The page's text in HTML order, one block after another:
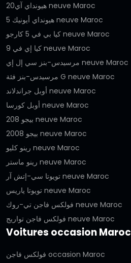
هيونداي آي20 neuve Maroc
هيونداي أيونيك 5 neuve Maroc
كيا بي في 5 كارجو neuve Maroc
كيا إي في 9 neuve Maroc
مرسيدس-بنز سي إل إي neuve Maroc
مرسيدس-بنز فئة G neuve Maroc
أوبل جراندلاند neuve Maroc
أوبل كورسا neuve Maroc
بيجو 208 neuve Maroc
بيجو 2008 neuve Maroc
رينو كليو neuve Maroc
رينو ماستر neuve Maroc
تويوتا سي-إتش آر neuve Maroc
تويوتا ياريس neuve Maroc
فولكس فاجن تي-روك neuve Maroc
فولكس فاجن تواريج neuve Maroc
Voitures occasion Maroc
فولكس فاجن occasion Maroc